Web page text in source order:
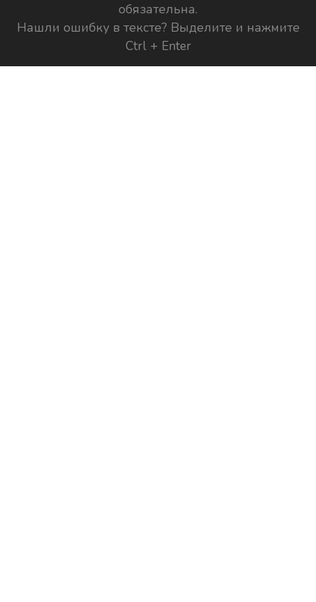
обязательна.
Нашли ошибку в тексте? Выделите и нажмите
Ctrl + Enter